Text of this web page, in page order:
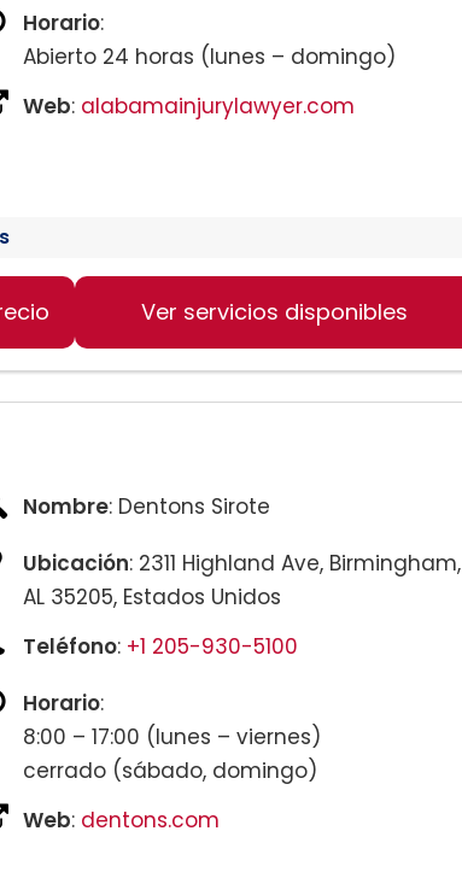
Horario:
Abierto 24 horas (lunes – domingo)
Web: alabamainjurylawyer.com
Ver servicios disponibles
Nombre: Dentons Sirote
Ubicación: 2311 Highland Ave, Birmingham,
AL 35205, Estados Unidos
Teléfono: +1 205-930-5100
Horario:
8:00 – 17:00 (lunes – viernes)
cerrado (sábado, domingo)
Web: dentons.com